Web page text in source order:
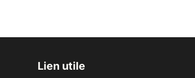
Lien utile